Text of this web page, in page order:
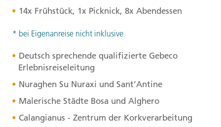
14x Frühstück, 1x Picknick, 8x Abendessen
* bei Eigenanreise nicht inklusive
Deutsch sprechende qualifizierte Gebeco
Erlebnisreiseleitung
Nuraghen Su Nuraxi und Sant’Antine
Malerische Städte Bosa und Alghero
Calangianus - Zentrum der Korkverarbeitung